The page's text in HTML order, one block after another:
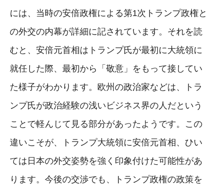
には、当時の安倍政権による第1次トランプ政権と
の外交の内幕が詳細に記されています。それを読
むと、安倍元首相はトランプ氏が最初に大統領に
就任した際、最初から「敬意」をもって接してい
た様子がわかります。欧州の政治家などは、トラ
ンプ氏が政治経験の浅いビジネス界の人だという
ことで軽んじて見る部分があったようです。この
違いこそが、トランプ大統領に安倍元首相、ひい
ては日本の外交姿勢を強く印象付けた可能性があ
ります。今後の交渉でも、トランプ政権の政策を